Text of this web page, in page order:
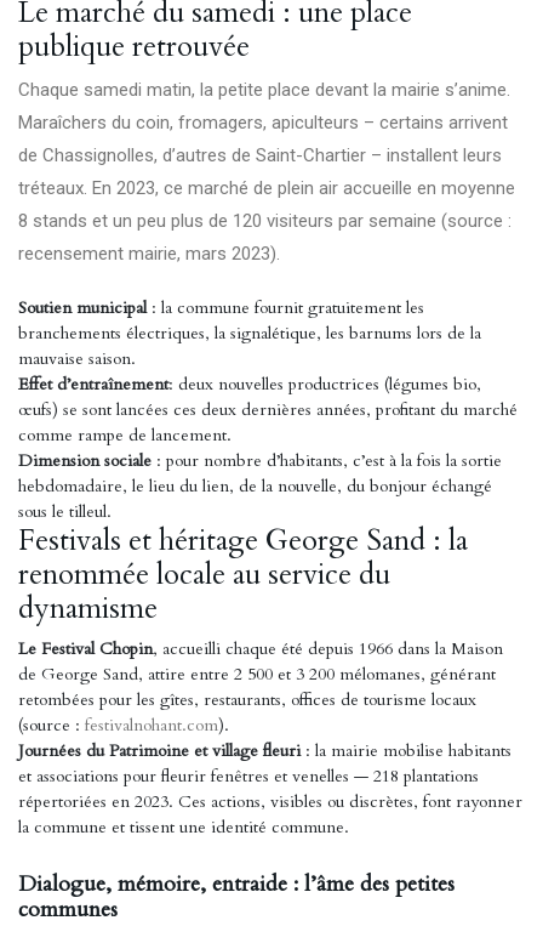
Le marché du samedi : une place
publique retrouvée
Chaque samedi matin, la petite place devant la mairie s’anime.
Maraîchers du coin, fromagers, apiculteurs – certains arrivent
de Chassignolles, d’autres de Saint-Chartier – installent leurs
tréteaux. En 2023, ce marché de plein air accueille en moyenne
8 stands et un peu plus de 120 visiteurs par semaine (source :
recensement mairie, mars 2023).
Soutien municipal: la commune fournit gratuitement les
branchements électriques, la signalétique, les barnums lors de la
mauvaise saison.
Effet d’entraînement: deux nouvelles productrices (légumes bio,
œufs) se sont lancées ces deux dernières années, profitant du marché
comme rampe de lancement.
Dimension sociale : pour nombre d’habitants, c’est à la fois la sortie
hebdomadaire, le lieu du lien, de la nouvelle, du bonjour échangé
sous le tilleul.
Festivals et héritage George Sand : la
renommée locale au service du
dynamisme
Le Festival Chopin, accueilli chaque été depuis 1966 dans la Maison
de George Sand, attire entre 2 500 et 3 200 mélomanes, générant
retombées pour les gîtes, restaurants, offices de tourisme locaux
(source : festivalnohant.com).
Journées du Patrimoine et village fleuri: la mairie mobilise habitants
et associations pour fleurir fenêtres et venelles — 218 plantations
répertoriées en 2023. Ces actions, visibles ou discrètes, font rayonner
la commune et tissent une identité commune.
Dialogue, mémoire, entraide : l’âme des petites
communes